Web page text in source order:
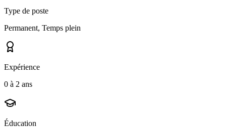
Type de poste
Permanent, Temps plein
Expérience
0 à 2 ans
Éducation